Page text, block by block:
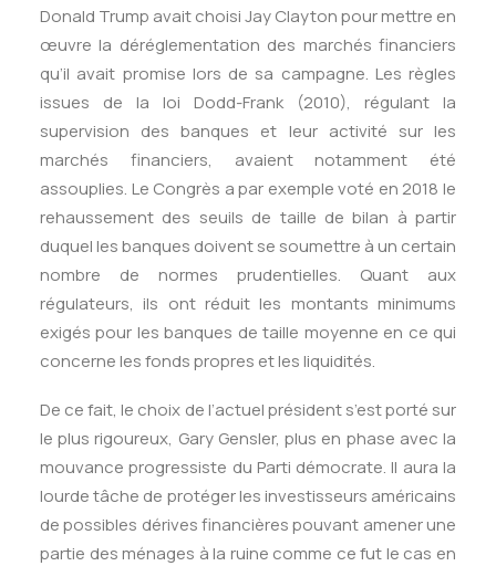
Donald Trump avait choisi Jay Clayton pour mettre en
œuvre la déréglementation des marchés financiers
qu’il avait promise lors de sa campagne. Les règles
issues de la loi Dodd-Frank (2010), régulant la
supervision des banques et leur activité sur les
marchés financiers, avaient notamment été
assouplies. Le Congrès a par exemple voté en 2018 le
rehaussement des seuils de taille de bilan à partir
duquel les banques doivent se soumettre à un certain
nombre de normes prudentielles. Quant aux
régulateurs, ils ont réduit les montants minimums
exigés pour les banques de taille moyenne en ce qui
concerne les fonds propres et les liquidités.
De ce fait, le choix de l’actuel président s’est porté sur
le plus rigoureux, Gary Gensler, plus en phase avec la
mouvance progressiste du Parti démocrate. Il aura la
lourde tâche de protéger les investisseurs américains
de possibles dérives financières pouvant amener une
partie des ménages à la ruine comme ce fut le cas en